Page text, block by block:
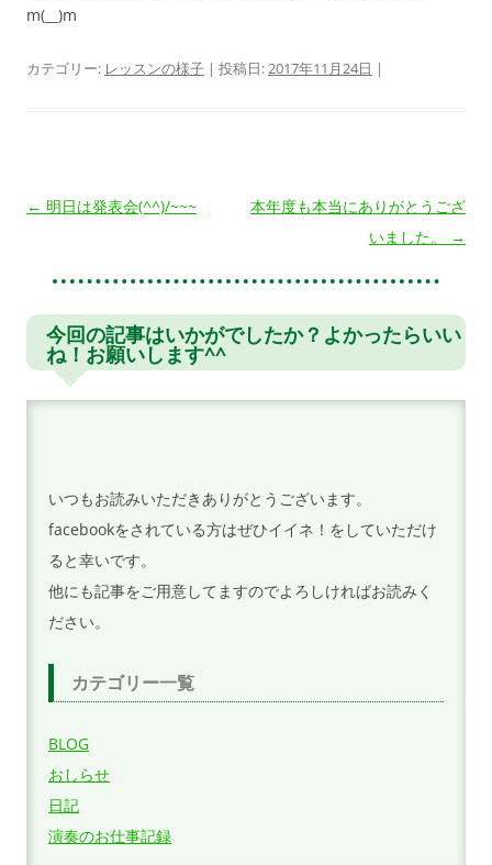
m(__)m
カテゴリー: レッスンの様子 | 投稿日:2017年11月24日 |
投
ゲ
ー
← 明日は発表会(^^)/~~~
本年度も本当にありがとうござ
いました。
→
今回の記事はいかがでしたか？よかったらいい
ね！お願いします^^
いつもお読みいただきありがとうございます。
facebookをされている方はぜひイイネ！をしていただけ
ると幸いです。
他にも記事をご用意してますのでよろしければお読みく
ださい。
カテゴリー一覧
BLOG
おしらせ
日記
演奏のお仕事記録